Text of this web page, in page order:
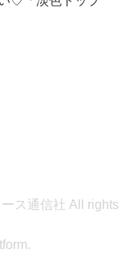
ス通信社 All rights
.